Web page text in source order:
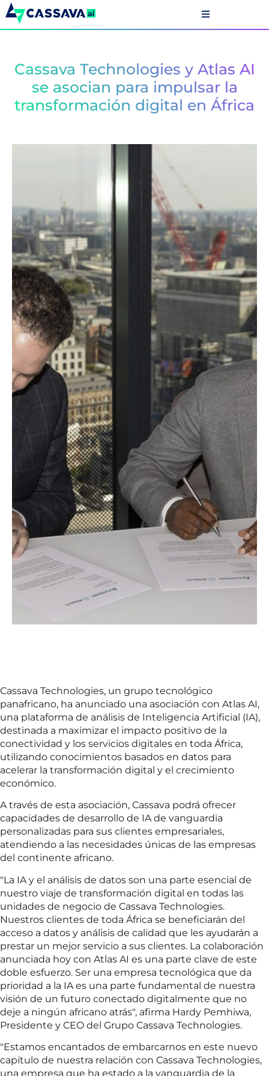
Cassava Technologies y Atlas AI
se asocian para impulsar la
transformación digital en África
Cassava Technologies, un grupo tecnológico
panafricano, ha anunciado una asociación con Atlas AI,
una plataforma de análisis de Inteligencia Artificial (IA),
destinada a maximizar el impacto positivo de la
conectividad y los servicios digitales en toda África,
utilizando conocimientos basados en datos para
acelerar la transformación digital y el crecimiento
económico.
A través de esta asociación, Cassava podrá ofrecer
capacidades de desarrollo de IA de vanguardia
personalizadas para sus clientes empresariales,
atendiendo a las necesidades únicas de las empresas
del continente africano.
"La IA y el análisis de datos son una parte esencial de
nuestro viaje de transformación digital en todas las
unidades de negocio de Cassava Technologies.
Nuestros clientes de toda África se beneficiarán del
acceso a datos y análisis de calidad que les ayudarán a
prestar un mejor servicio a sus clientes. La colaboración
anunciada hoy con Atlas AI es una parte clave de este
doble esfuerzo. Ser una empresa tecnológica que da
prioridad a la IA es una parte fundamental de nuestra
visión de un futuro conectado digitalmente que no
deje a ningún africano atrás", afirma Hardy Pemhiwa,
Presidente y CEO del Grupo Cassava Technologies.
"Estamos encantados de embarcarnos en este nuevo
capítulo de nuestra relación con Cassava Technologies,
una empresa que ha estado a la vanguardia de la